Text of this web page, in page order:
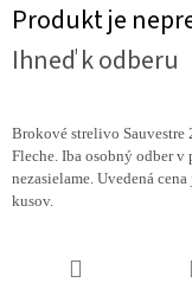
cena:
Produkt je
Ihneď k odberu
Brokové strelivo Sauvestre
Fleche. Iba osobný odber v
nezasielame. Uvedená
kusov.